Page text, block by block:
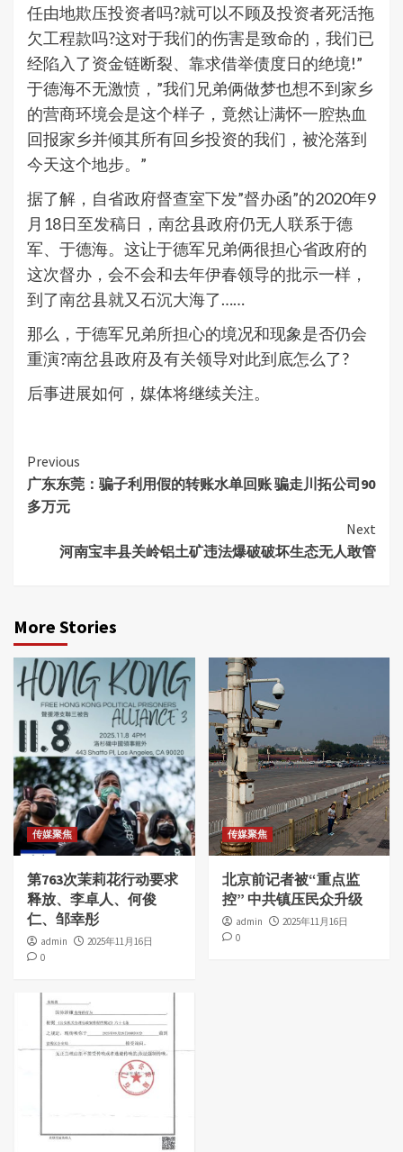
任由地欺压投资者吗?就可以不顾及投资者死活拖
欠工程款吗?这对于我们的伤害是致命的，我们已
经陷入了资金链断裂、靠求借举债度日的绝境!”
于德海不无激愤，”我们兄弟俩做梦也想不到家乡
的营商环境会是这个样子，竟然让满怀一腔热血
回报家乡并倾其所有回乡投资的我们，被沦落到
今天这个地步。”
据了解，自省政府督查室下发”督办函”的2020年9
月18日至发稿日，南岔县政府仍无人联系于德
军、于德海。这让于德军兄弟俩很担心省政府的
这次督办，会不会和去年伊春领导的批示一样，
到了南岔县就又石沉大海了……
那么，于德军兄弟所担心的境况和现象是否仍会
重演?南岔县政府及有关领导对此到底怎么了?
后事进展如何，媒体将继续关注。
Continue
Reading
Previous
广东东莞：骗子利用假的转账水单回账 骗走川拓公司90
多万元
Next
河南宝丰县关岭铝土矿违法爆破破坏生态无人敢管
More Stories
传媒聚焦
第763次茉莉花行动要求
释放、李卓人、何俊
仁、邹幸彤
admin
2025年11月16日
0
传媒聚焦
北京前记者被“重点监
控” 中共镇压民众升级
admin
2025年11月16日
0